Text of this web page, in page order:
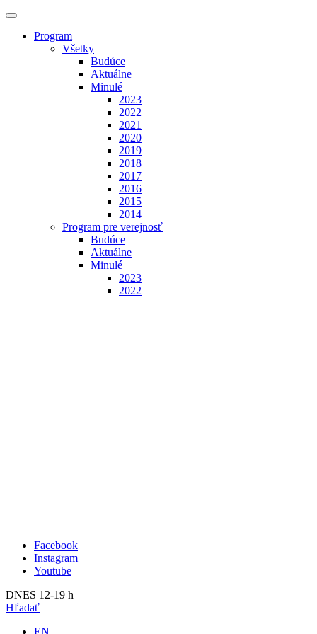
Program
Všetky
Budúce
Aktuálne
Minulé
2023
2022
2021
2020
2019
2018
2017
2016
2015
2014
Program pre verejnosť
Budúce
Aktuálne
Minulé
2023
2022
Facebook
Instagram
Youtube
DNES 12-19 h
Hľadať
EN